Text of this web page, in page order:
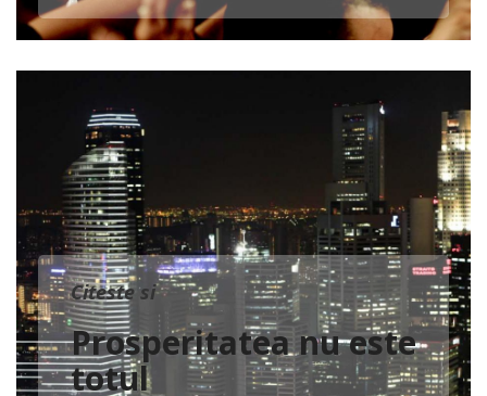
Citeste si
Prosperitatea nu este
totul